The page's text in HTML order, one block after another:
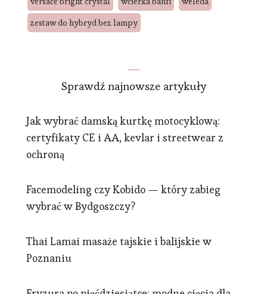
zestaw do hybryd bez lampy
Sprawdź najnowsze artykuły
Jak wybrać damską kurtkę motocyklową:
certyfikaty CE i AA, kevlar i streetwear z
ochroną
Facemodeling czy Kobido — który zabieg
wybrać w Bydgoszczy?
Thai Lamai masaże tajskie i balijskie w
Poznaniu